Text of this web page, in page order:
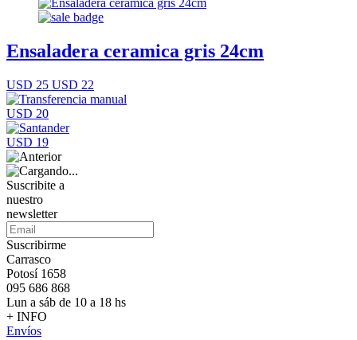
Ensaladera ceramica gris 24cm
USD 25 USD 22
USD 20
USD 19
Suscribite a
nuestro
newsletter
Suscribirme
Carrasco
Potosí 1658
095 686 868
Lun a sáb de 10 a 18 hs
+ INFO
Envíos